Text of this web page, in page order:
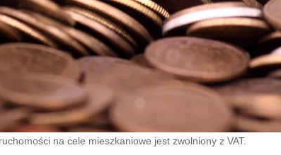
na cele mieszkaniowe jest zwolniony z VAT.